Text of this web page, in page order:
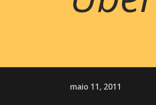
maio 11, 2011